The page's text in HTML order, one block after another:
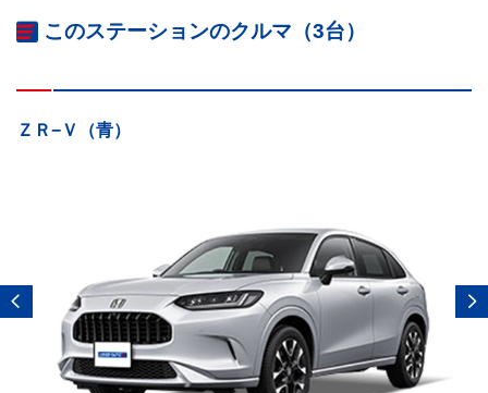
このステーションのクルマ（3台）
ＺＲ−Ｖ（青）